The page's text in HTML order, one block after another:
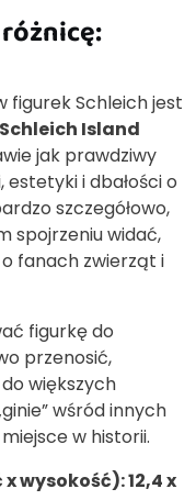
figurek Schleich jest
Schleich Island
jak prawdziwy
estetyki i dbałości o
szczegółowo,
spojrzeniu widać,
fanach zwierząt i
figurkę do
przenosić,
większych
wśród innych
w historii.
wysokość): 12,4 x